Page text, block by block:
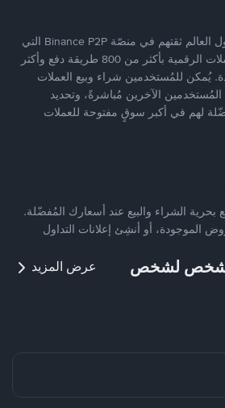
يضع ملايين المُستخدمين حول العالم ثقتهم في منصّة Binance P2P التي
توفّر منصّة آمنة لتداول العملات الرقمية بأكثر من 800 طريقة دفع وأكثر
يُمكن للمُستخدمين شراء وبيع العملات
المُستخدمين الآخرين مُباشرةً، وتحديد
لهم في أكبر سوقٍ مفتوحة للعملات
بحرية الشراء والبيع عند أسعارك المُفضّلة.
الموجودة، أو أنشِئ إعلانات التداول
شخص لشخص عرض المزيد